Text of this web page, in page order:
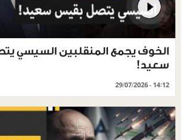
الخوف يجمع المنقلبين السيسي
سعيد!
29/07/2026 - 14:12